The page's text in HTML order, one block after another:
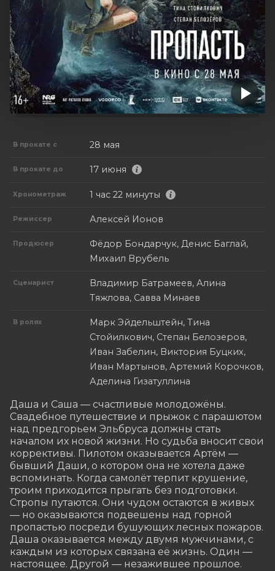
В прокате с 28 мая
В прокате до 17 июня
Хронометраж 1 час 22 минуты
Режиссер Алексей Ионов
Продюсер
Фёдор Бондарчук, Денис Баглай,
Михаил Врубель
Сценарист
Владимир Батрамеев, Алина
Тяжлова, Савва Минаев
В ролях
Марк Эйдельштейн, Тина
Стойилкович, Степан Белозеров,
Иван Забелин, Виктория Буцких,
Иван Мартынов, Артемий Корочков,
Аделина Гизатуллина
Даша и Саша — счастливые молодожёны.
Свадебное путешествие и прыжок с парашютом
над предгорьем Эльбруса должны стать
началом их новой жизни. Но судьба вносит свои
коррективы. Пилотом оказывается Артём —
бывший Даши, о котором она не хотела даже
вспоминать. Когда самолёт терпит крушение,
троим приходится прыгать без подготовки.
Стропы путаются. Они чудом остаются в живых
— но оказываются подвешены над горной
пропастью посреди бушующих лесных пожаров.
Даша оказывается между двумя мужчинами, с
каждым из которых связана её жизнь. Один —
настоящее. Другой — незажившее прошлое.